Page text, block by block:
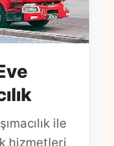
ile
hizmetleri